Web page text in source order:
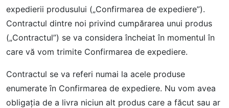
expedierii produsului („Confirmarea de expediere”).
Contractul dintre noi privind cumpărarea unui produs
(„Contractul”) se va considera încheiat în momentul în
care vă vom trimite Confirmarea de expediere.
Contractul se va referi numai la acele produse
enumerate în Confirmarea de expediere. Nu vom avea
obligaţia de a livra niciun alt produs care a făcut sau ar